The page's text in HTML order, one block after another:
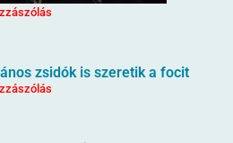
zsidók is szeretik a focit